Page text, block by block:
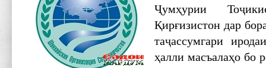
Ҷумҳурии
Қирғизистон дар
таҷассумгари
ҳалли масъалаҳо бо